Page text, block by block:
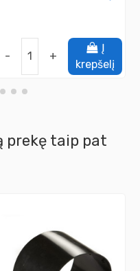
- +
Į
krepšelį
prekę taip pat